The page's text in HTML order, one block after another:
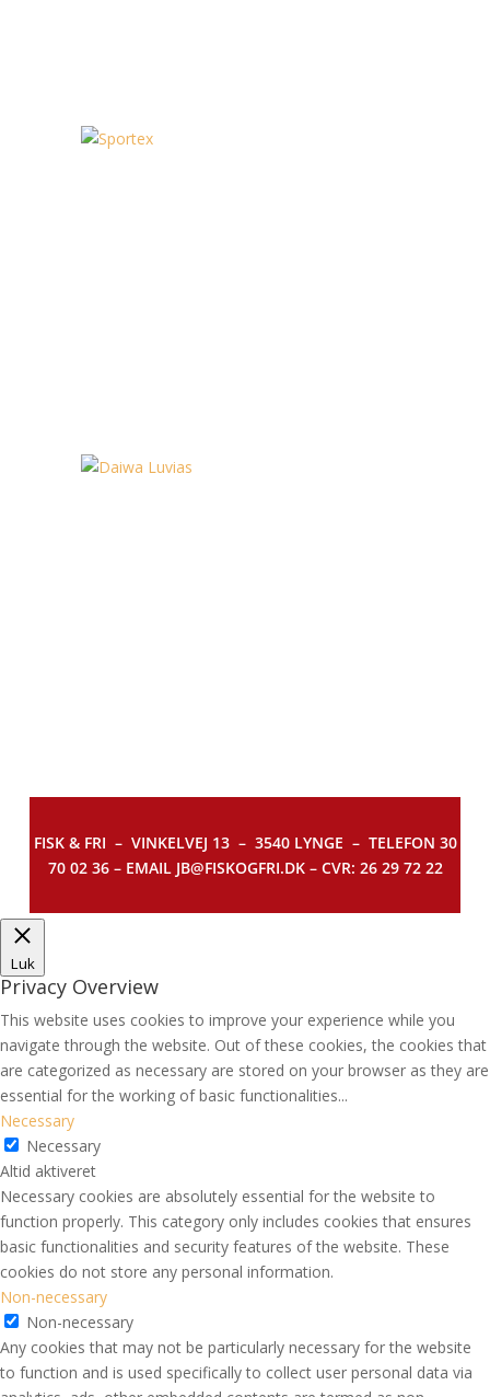
FISK & FRI – VINKELVEJ 13 – 3540 LYNGE – TELEFON 30
70 02 36 – EMAIL JB@FISKOGFRI.DK – CVR: 26 29 72 22
Luk
Privacy Overview
This website uses cookies to improve your experience while you
navigate through the website. Out of these cookies, the cookies that
are categorized as necessary are stored on your browser as they are
essential for the working of basic functionalities...
Necessary
Necessary
Altid aktiveret
Necessary cookies are absolutely essential for the website to
function properly. This category only includes cookies that ensures
basic functionalities and security features of the website. These
cookies do not store any personal information.
Non-necessary
Non-necessary
Any cookies that may not be particularly necessary for the website
to function and is used specifically to collect user personal data via